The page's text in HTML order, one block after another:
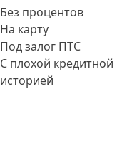
Без процентов
На карту
Под залог ПТС
С плохой кредитной
историей